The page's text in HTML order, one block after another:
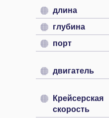
длина
глубина
порт
двигатель
Крейсерская
скорость